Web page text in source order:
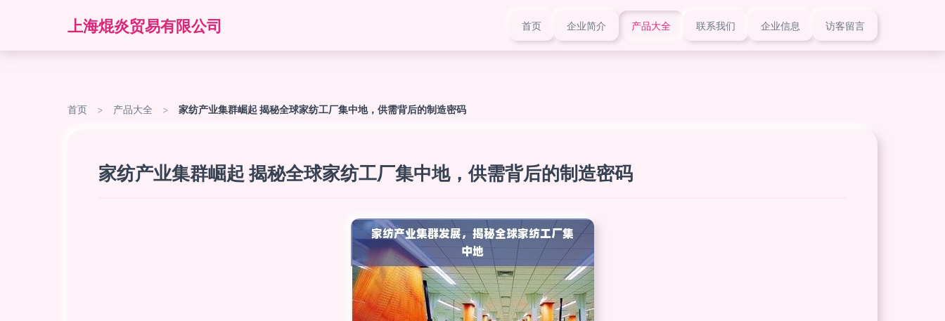
上海焜炎贸易有限公司 首页 企业简介 产品大全 联系我们 企业信息 访客留言
首页 > 产品大全 > 家纺产业集群崛起 揭秘全球家纺工厂集中地，供需背后的制造密码
家纺产业集群崛起 揭秘全球家纺工厂集中地，供需背后的制造密码